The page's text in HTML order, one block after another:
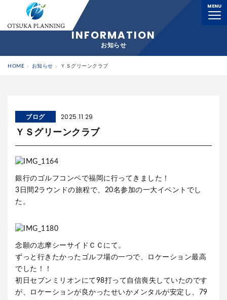
MENU
横浜の解体工事業者｜大塚プランニング株式会社
INFORMATION
お知らせ
HOME お知らせ ＹＳグリーンクラブ
ブログ 2025.11.29
ＹＳグリーンクラブ
銀行のゴルフコンペで福岡に行ってきました！
3日間2ラウンドの旅程で、20名参加の一大イベントでし
た。
念願の志摩シーサイドＣＣにて。
ずっと行きたかったゴルフ場の一つで、ロケーション最高
でした！！
初日セブンミリオンにて98打って自信喪失していたのです
が、ロケーションが良かったせいかメンタルが安定し、79